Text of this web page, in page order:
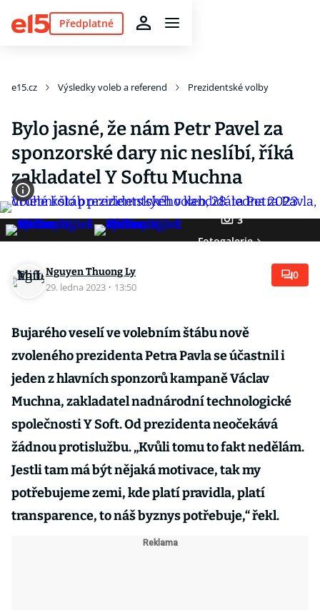
Předplatné
e15.cz Výsledky voleb a referend Prezidentské volby
Bylo jasné, že nám Petr Pavel za
sponzorské dary nic neslíbí, říká
zakladatel Y Softu Muchna
3
Fotogalerie
Nguyen Thuong Ly
29. ledna 2023 · 13:50
0
Bujarého veselí ve volebním štábu nově
zvoleného prezidenta Petra Pavla se účastnil i
jeden z hlavních sponzorů kampaně Václav
Muchna, zakladatel nadnárodní technologické
společnosti Y Soft. Od prezidenta neočekává
žádnou protislužbu. „Kvůli tomu to fakt nedělám.
Jestli tam má být nějaká motivace, tak my
potřebujeme zemi, kde platí pravidla, platí
transparence, to náš byznys potřebuje,“ řekl.